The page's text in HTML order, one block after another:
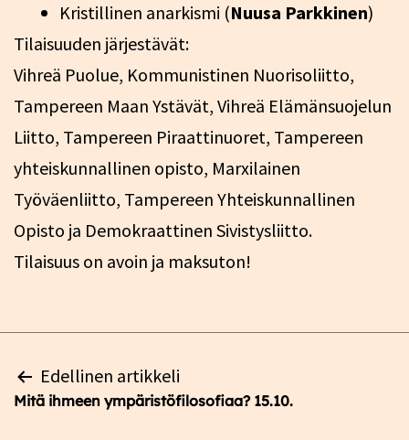
Kristillinen anarkismi (Nuusa Parkkinen)
Tilaisuuden järjestävät:
Vihreä Puolue, Kommunistinen Nuorisoliitto,
Tampereen Maan Ystävät, Vihreä Elämänsuojelun
Liitto, Tampereen Piraattinuoret, Tampereen
yhteiskunnallinen opisto, Marxilainen
Työväenliitto, Tampereen Yhteiskunnallinen
Opisto ja Demokraattinen Sivistysliitto.
Tilaisuus on avoin ja maksuton!
Artikkelien
selaus
Edellinen artikkeli
Mitä ihmeen ympäristöfilosofiaa? 15.10.